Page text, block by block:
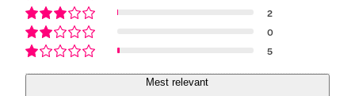
2
0
5
Mest relevant